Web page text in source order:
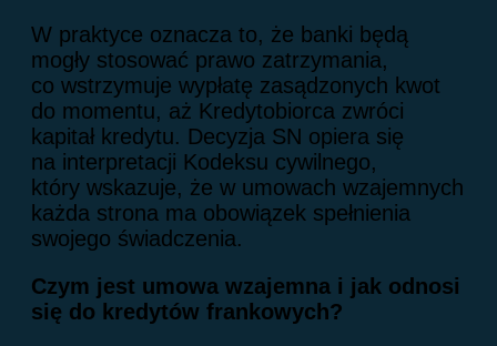
W praktyce oznacza to, że banki będą
mogły stosować prawo zatrzymania,
co wstrzymuje wypłatę zasądzonych kwot
do momentu, aż Kredytobiorca zwróci
kapitał kredytu. Decyzja SN opiera się
na interpretacji Kodeksu cywilnego,
który wskazuje, że w umowach wzajemnych
każda strona ma obowiązek spełnienia
swojego świadczenia.
Czym jest umowa wzajemna i jak odnosi
się do kredytów frankowych?